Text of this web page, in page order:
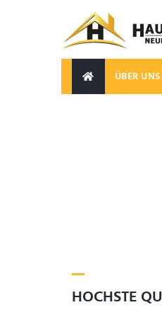
ÜBER UNS
HÖCHSTE QU